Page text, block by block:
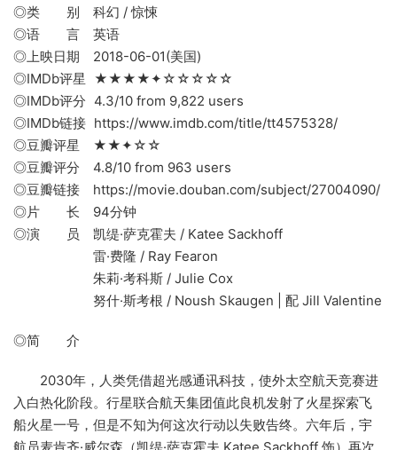
◎类 别 科幻 / 惊悚
◎语 言 英语
◎上映日期 2018-06-01(美国)
◎IMDb评星 ★★★★✦☆☆☆☆☆
◎IMDb评分 4.3/10 from 9,822 users
◎IMDb链接 https://www.imdb.com/title/tt4575328/
◎豆瓣评星 ★★✦☆☆
◎豆瓣评分 4.8/10 from 963 users
◎豆瓣链接 https://movie.douban.com/subject/27004090/
◎片 长 94分钟
◎演 员 凯缇·萨克霍夫 / Katee Sackhoff
雷·费隆 / Ray Fearon
朱莉·考科斯 / Julie Cox
努什·斯考根 / Noush Skaugen | 配 Jill Valentine
◎简 介
2030年，人类凭借超光感通讯科技，使外太空航天竞赛进
入白热化阶段。行星联合航天集团值此良机发射了火星探索飞
船火星一号，但是不知为何这次行动以失败告终。六年后，宇
航员麦肯齐·威尔森（凯缇·萨克霍夫 Katee Sackhoff 饰）再次